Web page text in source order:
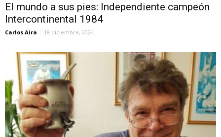
El mundo a sus pies: Independiente campeón
Intercontinental 1984
Carlos Aira - 18 diciembre, 2024